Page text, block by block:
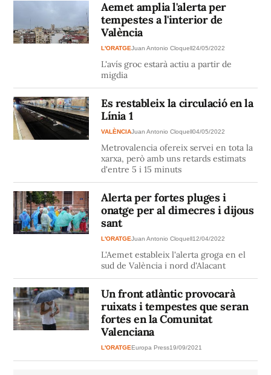
Aemet amplia l'alerta per
tempestes a l'interior de
València
L'ORATGEJuan Antonio Cloquell24/05/2022
L'avís groc estarà actiu a partir de
migdia
Es restableix la circulació en la
Línia 1
VALÈNCIAJuan Antonio Cloquell04/05/2022
Metrovalencia ofereix servei en tota la
xarxa, però amb uns retards estimats
d'entre 5 i 15 minuts
Alerta per fortes pluges i
onatge per al dimecres i dijous
sant
L'ORATGEJuan Antonio Cloquell12/04/2022
L'Aemet estableix l'alerta groga en el
sud de València i nord d'Alacant
Un front atlàntic provocarà
ruixats i tempestes que seran
fortes en la Comunitat
Valenciana
L'ORATGEEuropa Press19/09/2021